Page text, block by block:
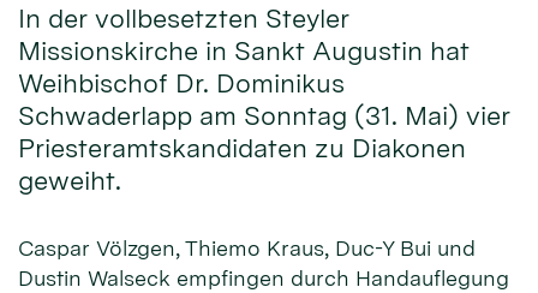
In der vollbesetzten Steyler
Missionskirche in Sankt Augustin hat
Weihbischof Dr. Dominikus
Schwaderlapp am Sonntag (31. Mai) vier
Priesteramtskandidaten zu Diakonen
geweiht.
Caspar Völzgen, Thiemo Kraus, Duc-Y Bui und
Dustin Walseck empfingen durch Handauflegung